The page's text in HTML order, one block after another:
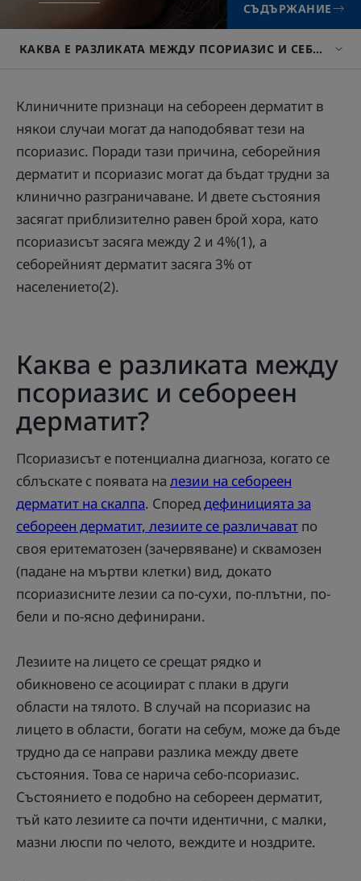
СЪДЪРЖАНИЕ
КАКВА Е РАЗЛИКАТА МЕЖДУ ПСОРИАЗИС И СЕБОРЕЕН
Клиничните признаци на себореен дерматит в
някои случаи могат да наподобяват тези на
псориазис. Поради тази причина, себорейния
дерматит и псориазис могат да бъдат трудни за
клинично разграничаване. И двете състояния
засягат приблизително равен брой хора, като
псориазисът засяга между 2 и 4%(1), а
себорейният дерматит засяга 3% от
населението(2).
Каква е разликата между
псориазис и себореен
дерматит?
Псориазисът е потенциална диагноза, когато се
сблъскате с появата на лезии на себореен
дерматит на скалпа. Спореддефиницията за
себореен дерматит, лезиите се различават по
своя еритематозен (зачервяване) и сквамозен
(падане на мъртви клетки) вид, докато
псориазисните лезии са по-сухи, по-плътни, по-
бели и по-ясно дефинирани.
Лезиите на лицето се срещат рядко и
обикновено се асоциират с плаки в други
области на тялото. В случай на псориазис на
лицето в области, богати на себум, може да бъде
трудно да се направи разлика между двете
състояния. Това се нарича себо-псориазис.
Състоянието е подобно на себореен дерматит,
тъй като лезиите са почти идентични, с малки,
мазни люспи по челото, веждите и ноздрите.